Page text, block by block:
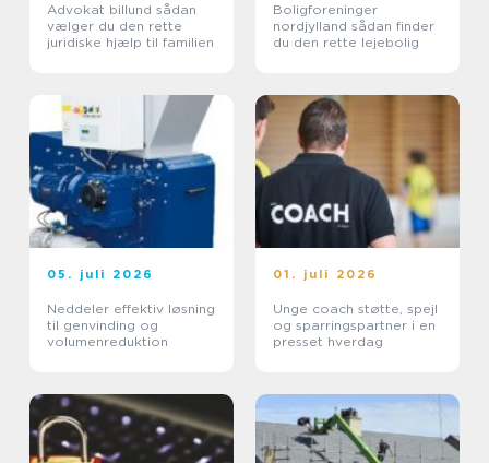
Advokat billund sådan
vælger du den rette
juridiske hjælp til familien
Boligforeninger
nordjylland sådan finder
du den rette lejebolig
05. juli 2026
Neddeler effektiv løsning
til genvinding og
volumenreduktion
01. juli 2026
Unge coach støtte, spejl
og sparringspartner i en
presset hverdag